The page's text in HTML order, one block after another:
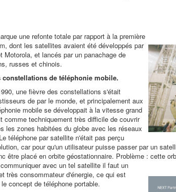
une refonte totale par rapport à la première
dont les satellites avaient été développés par
Motorola, et lancés par un panachage de
russes et chinois.
constellations de téléphonie mobile.
une fièvre des constellations s'était
de par le monde, et principalement aux
mobile se développait à la vitesse grand
comme techniquement très difficile de couvrir
les zones habitées du globe avec les réseaux
téléphone par satellite n'était pas perçu
car pour qu'un utilisateur puisse passer par un
être placé en orbite géostationnaire. Problème : cette
avec un tel satellite il faut un
très consommateur d'énergie, ce qui est
concept de téléphone portable.